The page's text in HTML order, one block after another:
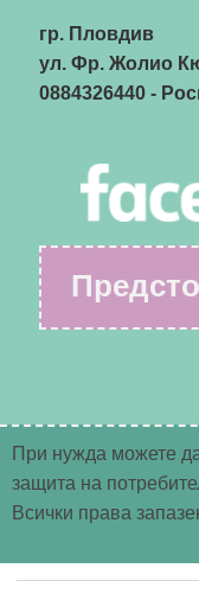
гр. Пловдив
ул. Фр. Жолио
0884326440-
При нужда можете
защита на
Всички права